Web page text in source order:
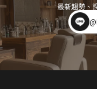
最新趨勢、